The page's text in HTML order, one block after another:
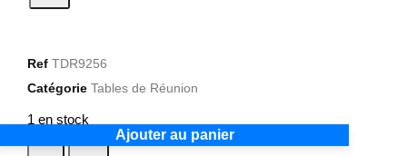
Ref TDR9256
Catégorie Tables de Réunion
1 en stock
Ajouter au panier